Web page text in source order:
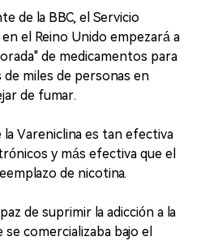
de la BBC, el Servicio
el Reino Unido empezará a
de medicamentos para
de miles de personas en
de fumar.
la Vareniclina es tan efectiva
y más efectiva que el
de nicotina.
de suprimir la adicción a la
comercializaba bajo el